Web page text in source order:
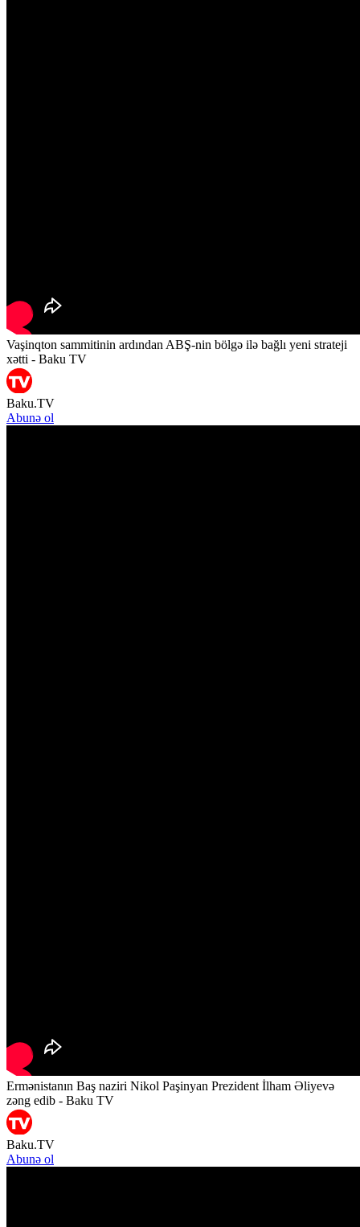
Vaşinqton sammitinin ardından ABŞ-nin bölgə ilə bağlı yeni strateji
xətti - Baku TV
Baku.TV
Abunə ol
Ermənistanın Baş naziri Nikol Paşinyan Prezident İlham Əliyevə
zəng edib - Baku TV
Baku.TV
Abunə ol